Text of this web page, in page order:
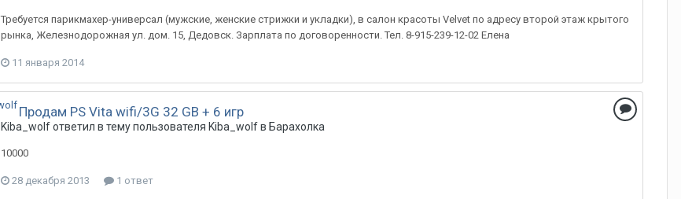
Требуется парикмахер-универсал (мужские, женские стрижки и укладки), в салон красоты Velvet по адресу второй этаж крытого
рынка, Железнодорожная ул. дом. 15, Дедовск. Зарплата по договоренности. Тел. 8-915-239-12-02 Елена
11 января 2014
Продам PS Vita wifi/3G 32 GB + 6 игр
Kiba_wolfответил в тему пользователя Kiba_wolfв Барахолка
10000
28 декабря 2013 1 ответ